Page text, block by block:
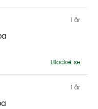
1 år
Blocket.se
1 år